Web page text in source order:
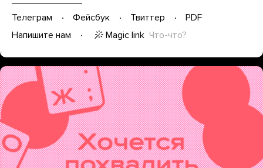
Телеграм Фейсбук Твиттер
PDF
Напишите нам
Magic link Что-что?